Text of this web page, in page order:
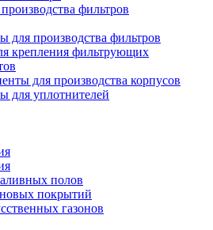
фильтров
для производства фильтров
крепления фильтрующих
для производства корпусов
для уплотнителей
полов
покрытий
газонов